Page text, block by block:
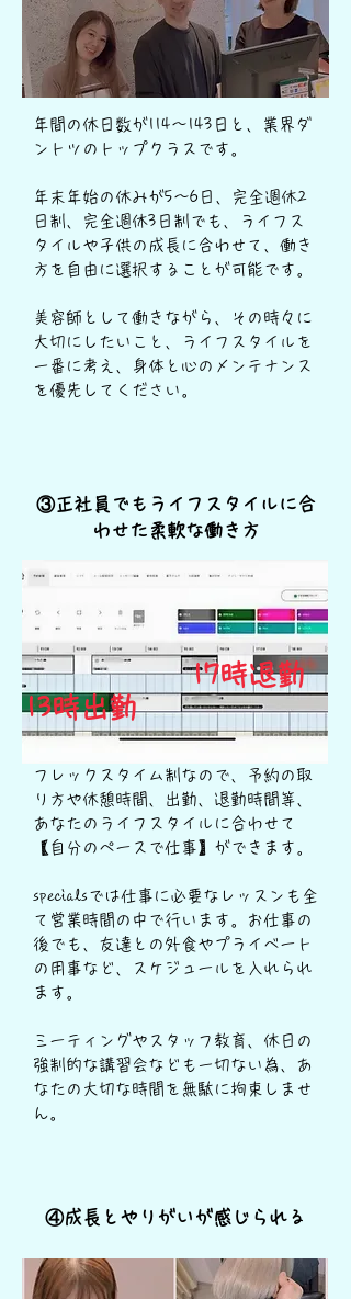
年間の休日数が114〜143日と、業界ダ
ントツのトップクラスです。
年末年始の休みが5〜6日、完全週休2
日制、完全週休3日制でも、ライフス
タイルや子供の成長に合わせて、働き
方を自由に選択することが可能です。
​美容師として働きながら、その時々に
大切にしたいこと、ライフスタイルを
一番に考え、身体と心のメンテナンス
を優先してください。
​③正社員でもライフスタイルに合
わせた柔軟な働き方
​17時退勤
​13時出勤
フレックスタイム制なので、予約の取
り方や休憩時間、出勤、退勤時間等、
あなたのライフスタイルに合わせて
【自分のペースで仕事】ができます。
specialsでは仕事に必要なレッスンも全
て営業時間の中で行います。お仕事の
後でも、友達との外食やプライベート
の用事など、スケジュールを入れられ
ます。
​ミーティングやスタッフ教育、休日の
強制的な講習会なども一切ない為、あ
なたの大切な時間を無駄に拘束しませ
ん。
​④成長とやりがいが感じられる